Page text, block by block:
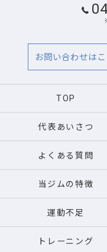
お問い合わせはこ
TOP
代表あいさつ
よくある質問
当ジムの特徴
運動不足
トレーニング